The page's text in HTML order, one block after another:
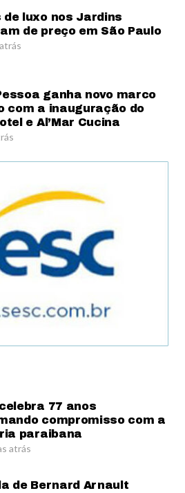
de luxo nos Jardins
de preço em São Paulo
ganha novo marco
com a inauguração do
e Al’Mar Cucina
celebra 77 anos
compromisso com a
paraibana
atrás
de Bernard Arnault